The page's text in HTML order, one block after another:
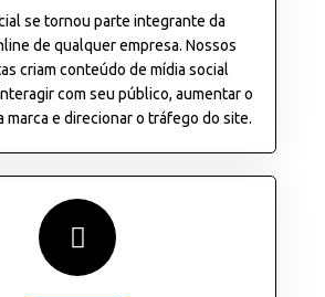
se tornou parte integrante da
de qualquer empresa. Nossos
criam conteúdo de mídia social
com seu público, aumentar o
marca e direcionar o tráfego do site.